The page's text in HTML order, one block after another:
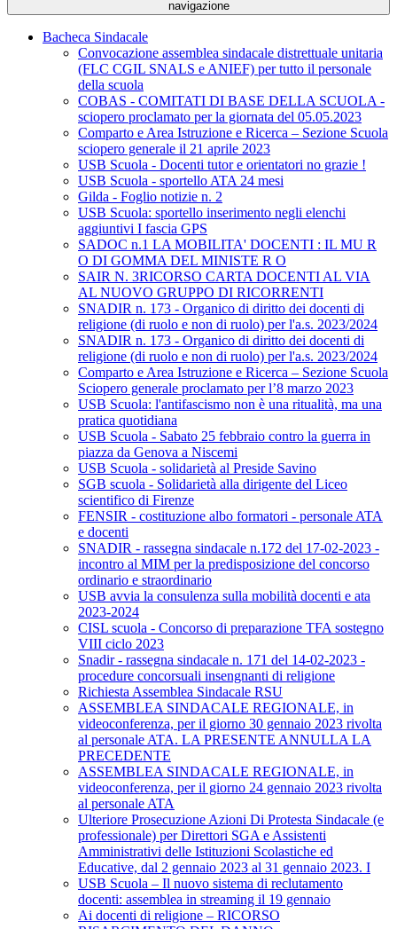
navigazione
Bacheca Sindacale
Convocazione assemblea sindacale distrettuale unitaria
(FLC CGIL SNALS e ANIEF) per tutto il personale
della scuola
COBAS - COMITATI DI BASE DELLA SCUOLA -
sciopero proclamato per la giornata del 05.05.2023
Comparto e Area Istruzione e Ricerca – Sezione Scuola
sciopero generale il 21 aprile 2023
USB Scuola - Docenti tutor e orientatori no grazie !
USB Scuola - sportello ATA 24 mesi
Gilda - Foglio notizie n. 2
USB Scuola: sportello inserimento negli elenchi
aggiuntivi I fascia GPS
SADOC n.1 LA MOBILITA' DOCENTI : IL MU R
O DI GOMMA DEL MINISTE R O
SAIR N. 3RICORSO CARTA DOCENTI AL VIA
AL NUOVO GRUPPO DI RICORRENTI
SNADIR n. 173 - Organico di diritto dei docenti di
religione (di ruolo e non di ruolo) per l'a.s. 2023/2024
SNADIR n. 173 - Organico di diritto dei docenti di
religione (di ruolo e non di ruolo) per l'a.s. 2023/2024
Comparto e Area Istruzione e Ricerca – Sezione Scuola
Sciopero generale proclamato per l’8 marzo 2023
USB Scuola: l'antifascismo non è una ritualità, ma una
pratica quotidiana
USB Scuola - Sabato 25 febbraio contro la guerra in
piazza da Genova a Niscemi
USB Scuola - solidarietà al Preside Savino
SGB scuola - Solidarietà alla dirigente del Liceo
scientifico di Firenze
FENSIR - costituzione albo formatori - personale ATA
e docenti
SNADIR - rassegna sindacale n.172 del 17-02-2023 -
incontro al MIM per la predisposizione del concorso
ordinario e straordinario
USB avvia la consulenza sulla mobilità docenti e ata
2023-2024
CISL scuola - Concorso di preparazione TFA sostegno
VIII ciclo 2023
Snadir - rassegna sindacale n. 171 del 14-02-2023 -
procedure concorsuali insengnanti di religione
Richiesta Assemblea Sindacale RSU
ASSEMBLEA SINDACALE REGIONALE, in
videoconferenza, per il giorno 30 gennaio 2023 rivolta
al personale ATA. LA PRESENTE ANNULLA LA
PRECEDENTE
ASSEMBLEA SINDACALE REGIONALE, in
videoconferenza, per il giorno 24 gennaio 2023 rivolta
al personale ATA
Ulteriore Prosecuzione Azioni Di Protesta Sindacale (e
professionale) per Direttori SGA e Assistenti
Amministrativi delle Istituzioni Scolastiche ed
Educative, dal 2 gennaio 2023 al 31 gennaio 2023. I
USB Scuola – Il nuovo sistema di reclutamento
docenti: assemblea in streaming il 19 gennaio
Ai docenti di religione – RICORSO